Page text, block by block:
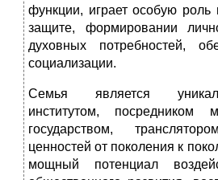
функции, играет особую роль
защите, формировании
духовных потребностей,
социализации.
Семья является
институтом,
государством,
ценностей от поколения к
мощный потенциал